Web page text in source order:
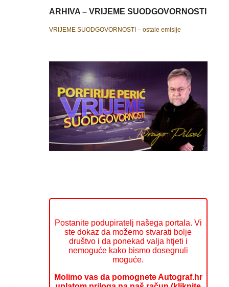
ARHIVA – VRIJEME SUODGOVORNOSTI
VRIJEME SUODGOVORNOSTI – ostale emisije
Postanite podupiratelj našega portala. Vi
ste dokaz da možemo stvarati bolje
društvo i da ponekad valja htjeti i
nemoguće kako bismo dosegnuli
moguće.
Molimo vas da pomognete Autograf.hr